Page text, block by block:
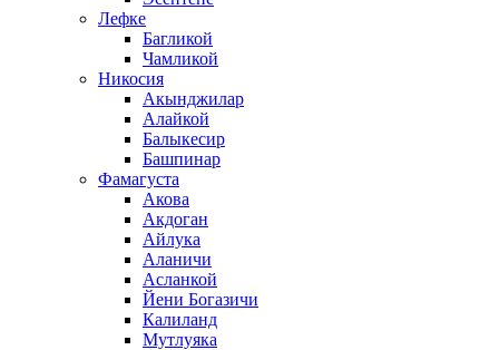
Лефке
Багликой
Чамликой
Никосия
Акынджилар
Алайкой
Балыкесир
Башпинар
Фамагуста
Акова
Акдоган
Айлука
Аланичи
Асланкой
Йени Богазичи
Калиланд
Мутлуяка